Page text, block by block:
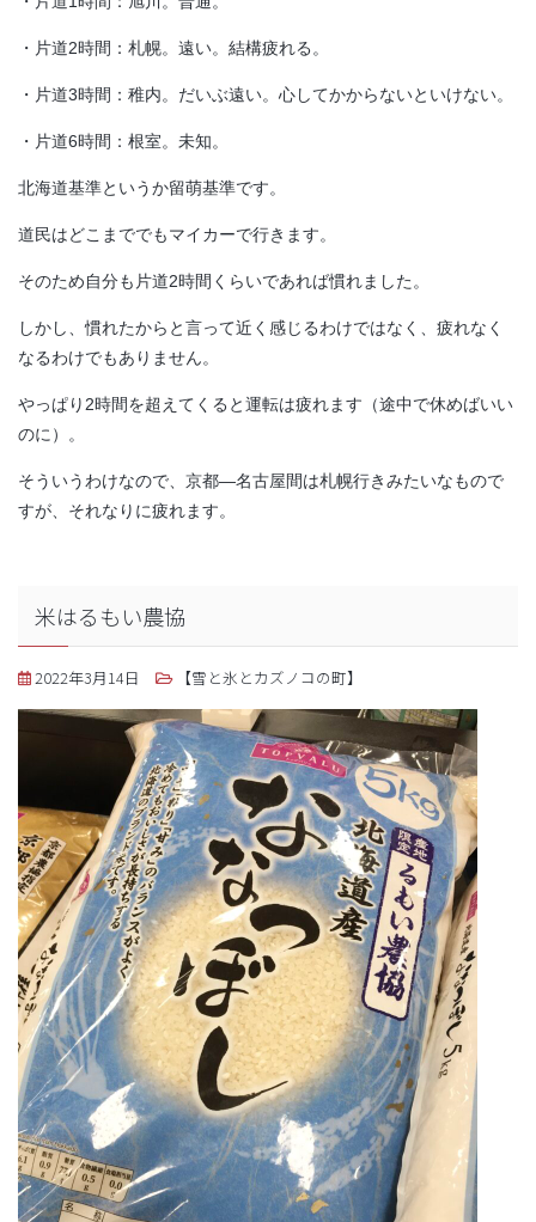
・片道2時間：札幌。遠い。結構疲れる。
・片道3時間：稚内。だいぶ遠い。心してかからないといけない。
・片道6時間：根室。未知。
北海道基準というか留萌基準です。
道民はどこまででもマイカーで行きます。
そのため自分も片道2時間くらいであれば慣れました。
しかし、慣れたからと言って近く感じるわけではなく、疲れなく
なるわけでもありません。
やっぱり2時間を超えてくると運転は疲れます（途中で休めばいい
のに）。
そういうわけなので、京都―名古屋間は札幌行きみたいなもので
すが、それなりに疲れます。
米はるもい農協
2022年3月14日 【雪と氷とカズノコの町】